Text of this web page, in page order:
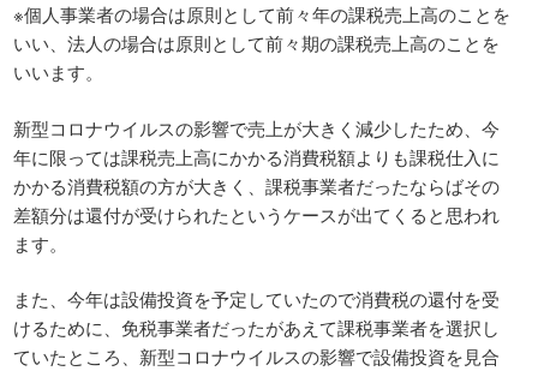
※個人事業者の場合は原則として前々年の課税売上高のことを
いい、法人の場合は原則として前々期の課税売上高のことを
いいます。
新型コロナウイルスの影響で売上が大きく減少したため、今
年に限っては課税売上高にかかる消費税額よりも課税仕入に
かかる消費税額の方が大きく、課税事業者だったならばその
差額分は還付が受けられたというケースが出てくると思われ
ます。
また、今年は設備投資を予定していたので消費税の還付を受
けるために、免税事業者だったがあえて課税事業者を選択し
ていたところ、新型コロナウイルスの影響で設備投資を見合